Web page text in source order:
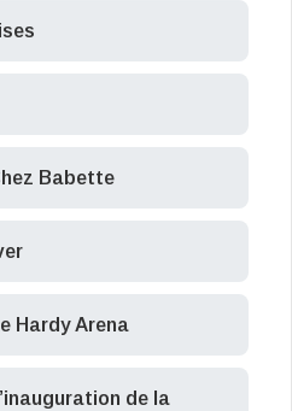
Babette
Hardy Arena
de la